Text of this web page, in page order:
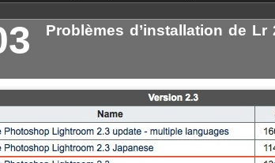
Problèmes d’installation de Lr